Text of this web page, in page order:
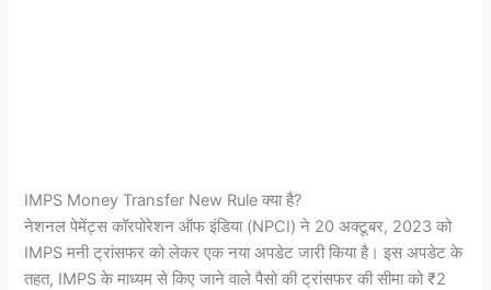
IMPS Money Transfer New Rule क्या है?
नेशनल पेमेंट्स कॉरपोरेशन ऑफ इंडिया (NPCI) ने 20 अक्टूबर, 2023 को
IMPS मनी ट्रांसफर को लेकर एक नया अपडेट जारी किया है। इस अपडेट के
तहत, IMPS के माध्यम से किए जाने वाले पैसो की ट्रांसफर की सीमा को ₹2